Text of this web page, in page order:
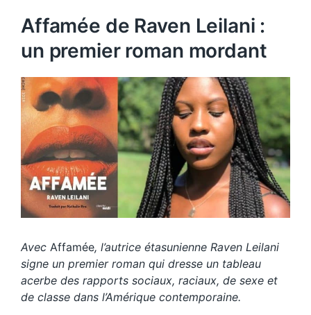
Affamée de Raven Leilani :
un premier roman mordant
Avec Affamée, l’autrice étasunienne Raven Leilani
signe un premier roman qui dresse un tableau
acerbe des rapports sociaux, raciaux, de sexe et
de classe dans l’Amérique contemporaine.